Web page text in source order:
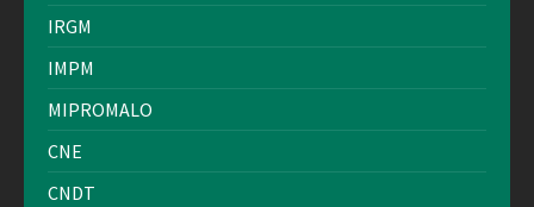
IRGM
IMPM
MIPROMALO
CNE
CNDT